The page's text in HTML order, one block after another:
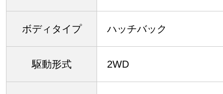
ボディタイプ ハッチバック
駆動形式 2WD